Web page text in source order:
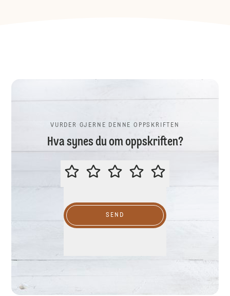
VURDER GJERNE DENNE OPPSKRIFTEN
Hva synes du om oppskriften?
VURDER GJERNE DENNE
SEND